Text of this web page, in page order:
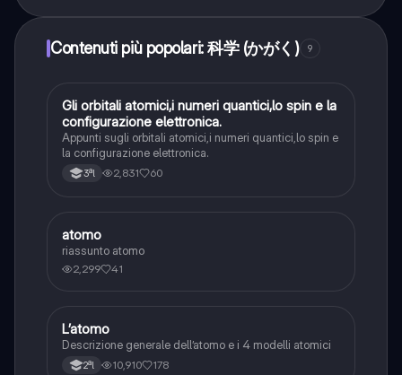
Contenuti più popolari: 科学 (かがく) 9
Chimica
Gli orbitali atomici,i numeri quantici,lo spin e la
configurazione elettronica.
Appunti sugli orbitali atomici,i numeri quantici,lo spin e
la configurazione elettronica.
3ªl 2,831 60
Chimica
atomo
riassunto atomo
2,299 41
Chimica
L’atomo
Descrizione generale dell’atomo e i 4 modelli atomici
2ªl 10,910 178